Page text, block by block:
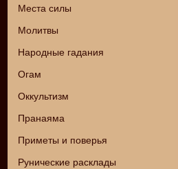
Места силы
Молитвы
Народные гадания
Огам
Оккультизм
Пранаяма
Приметы и поверья
Рунические расклады